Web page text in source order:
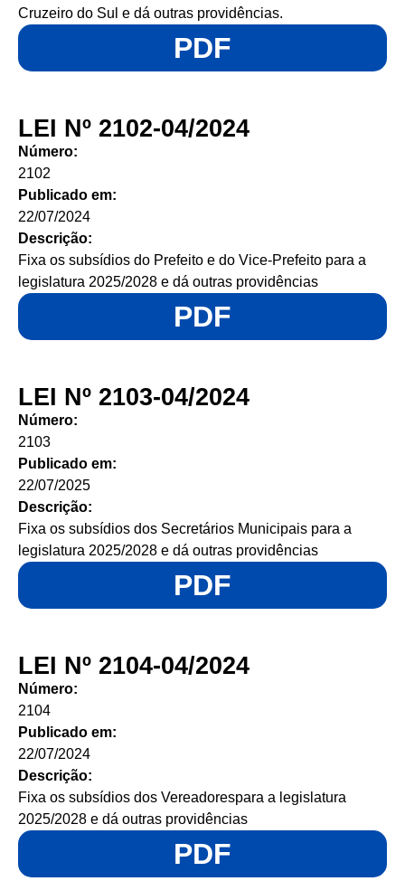
Cruzeiro do Sul e dá outras providências.
PDF
LEI Nº 2102-04/2024
Número:
2102
Publicado em:
22/07/2024
Descrição:
Fixa os subsídios do Prefeito e do Vice-Prefeito para a
legislatura 2025/2028 e dá outras providências
PDF
LEI Nº 2103-04/2024
Número:
2103
Publicado em:
22/07/2025
Descrição:
Fixa os subsídios dos Secretários Municipais para a
legislatura 2025/2028 e dá outras providências
PDF
LEI Nº 2104-04/2024
Número:
2104
Publicado em:
22/07/2024
Descrição:
Fixa os subsídios dos Vereadorespara a legislatura
2025/2028 e dá outras providências
PDF